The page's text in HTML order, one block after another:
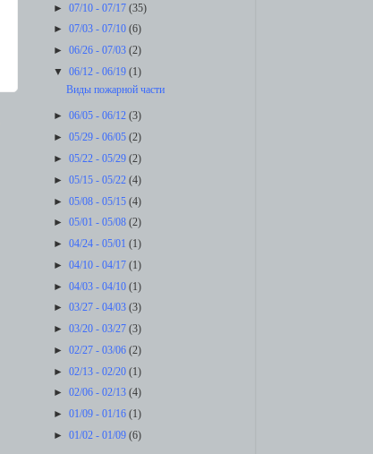
►07/10 - 07/17(35)
►07/03 - 07/10(6)
►06/26 - 07/03(2)
▼06/12 - 06/19(1)
Виды пожарной части
►06/05 - 06/12(3)
►05/29 - 06/05(2)
►05/22 - 05/29(2)
►05/15 - 05/22(4)
►05/08 - 05/15(4)
►05/01 - 05/08(2)
►04/24 - 05/01(1)
►04/10 - 04/17(1)
►04/03 - 04/10(1)
►03/27 - 04/03(3)
►03/20 - 03/27(3)
►02/27 - 03/06(2)
►02/13 - 02/20(1)
►02/06 - 02/13(4)
►01/09 - 01/16(1)
►01/02 - 01/09(6)